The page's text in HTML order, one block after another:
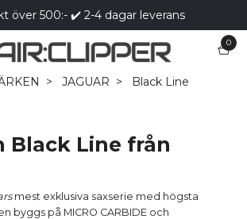
över 500:- ✔️ 2-4 dagar leverans
0
JAGUAR Black Line
Black Line från
mest exklusiva saxserie med högsta
byggs på MICRO CARBIDE och